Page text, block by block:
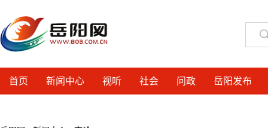
首页 新闻中心 视听 社会 问政 岳阳发布